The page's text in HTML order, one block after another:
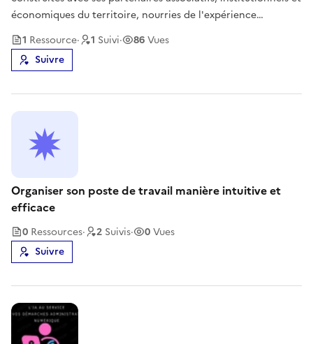
économiques du territoire, nourries de l'expérience
concrète du terrain. Convaincus que l'inclusion numérique
se construit collectivement, nous mettons ces outils en
commun pour que
1 Ressource· 1 Suivi· 86Vues
Suivre
Organiser son poste de travail manière intuitive et
efficace
0 Ressources· 2 Suivis· 0Vues
Suivre